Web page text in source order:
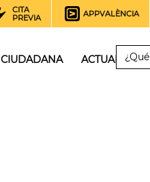
CITA
PREVIA
APPVALÈNCIA
ACTUALIDAD